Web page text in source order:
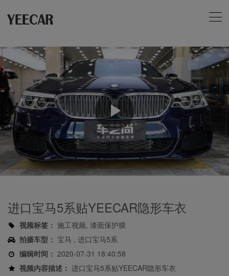
Play
Video
进口宝马5系贴YEECAR隐形车衣
视频标签： 施工视频, 漆面保护膜
拍摄车型： 宝马 , 进口宝马5系
编辑时间： 2020-07-31 18:40:58
视频内容描述： 进口宝马5系贴YEECAR隐形车衣